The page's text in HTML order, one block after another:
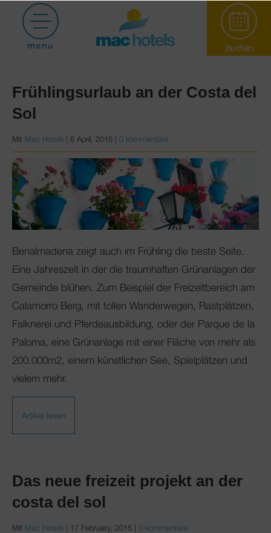
menu Buchen
Beiträge der Kategorie blog
Frühlingsurlaub an der Costa del
Sol
Mit Mac Hotels 8 April, 2015 0 kommentare
Benalmadena zeigt auch im Frühling die beste Seite.
Eine Jahreszeit in der die traumhaften Grünanlagen der
Gemeinde blühen. Zum Beispiel der Freizeitbereich am
Calamorro Berg, mit tollen Wanderwegen, Rastplätzen,
Falknerei und Pferdeausbildung, oder der Parque de la
Paloma, eine Grünanlage mit einer Fläche von mehr als
200.000m2, einem künstlichen See, Spielplätzen und
vielem mehr.
Artikel lesen
Das neue freizeit projekt an der
costa del sol
Mit Mac Hotels 17 February, 2015 0 kommentare
Paradiso Garden
Hotel Puerto Marina
Club Mac